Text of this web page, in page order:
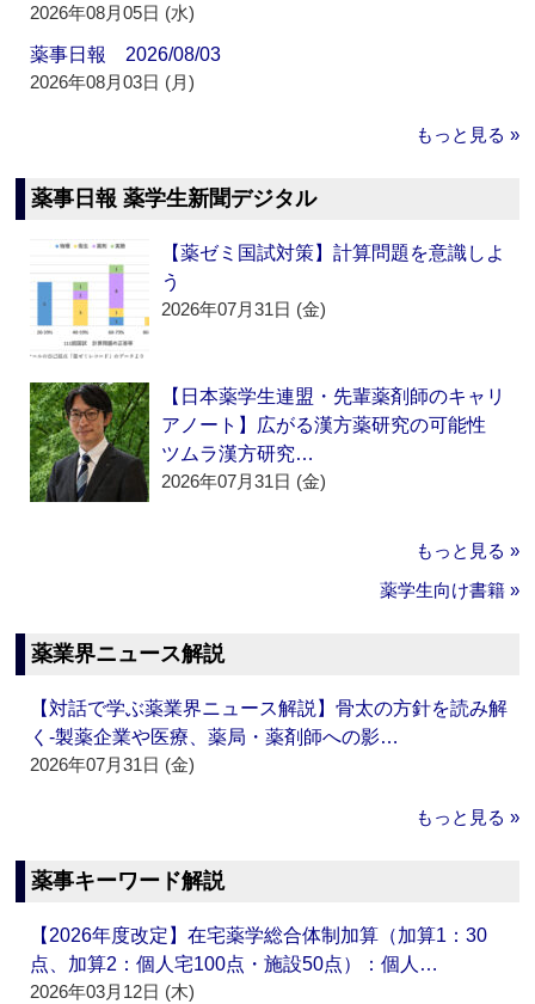
2026年08月05日 (水)
薬事日報 2026/08/03
2026年08月03日 (月)
もっと見る »
薬事日報 薬学生新聞デジタル
【薬ゼミ国試対策】計算問題を意識しよ
う
2026年07月31日 (金)
【日本薬学生連盟・先輩薬剤師のキャリ
アノート】広がる漢方薬研究の可能性
ツムラ漢方研究…
2026年07月31日 (金)
もっと見る »
薬学生向け書籍 »
薬業界ニュース解説
【対話で学ぶ薬業界ニュース解説】骨太の方針を読み解
く‐製薬企業や医療、薬局・薬剤師への影…
2026年07月31日 (金)
もっと見る »
薬事キーワード解説
【2026年度改定】在宅薬学総合体制加算（加算1：30
点、加算2：個人宅100点・施設50点）：個人…
2026年03月12日 (木)